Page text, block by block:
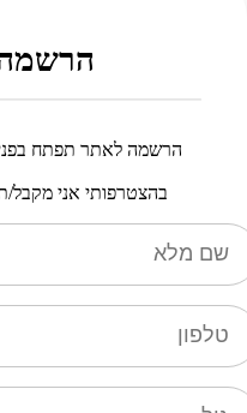
הרשמה לאתר תפתח
בהצטרפותי אני